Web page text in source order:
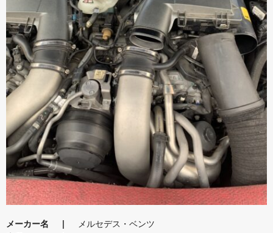
メーカー名
メルセデス・ベンツ